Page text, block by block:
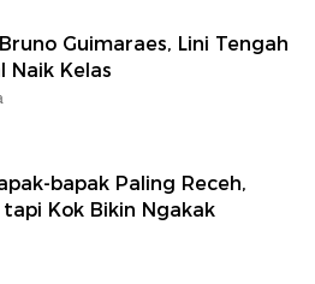
Guimaraes, Lini Tengah
Naik Kelas
bapak Paling Receh,
Kok Bikin Ngakak